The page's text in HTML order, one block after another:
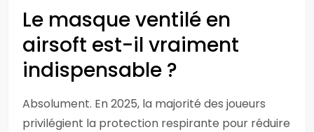
Le masque ventilé en
airsoft est-il vraiment
indispensable ?
Absolument. En 2025, la majorité des joueurs
privilégient la protection respirante pour réduire